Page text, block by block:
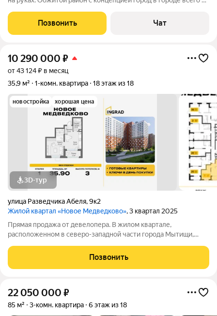
рядом небольшой ТЦ с сетевым супермаркетом, на територии
ЖК огромное
Позвонить Чат
10 290 000 ₽
от 43 124 ₽ в месяц
35,9 м²
1-комн. квартира 18 этаж из 18
новостройка хорошая цена
3D-тур
улица Разведчика Абеля,9к2
Жилой квартал «Новое Медведково», 3 квартал 2025
Прямая продажа от девелопера. В жилом квартале,
расположенном в северо-западной части города Мытищи,
отделки. Квартира расположена на 18 этаже 18-этажного дома,
корпус 41, в жилом квартале
Позвонить
22 050 000 ₽
85 м² 3-комн. квартира 6 этаж из 18